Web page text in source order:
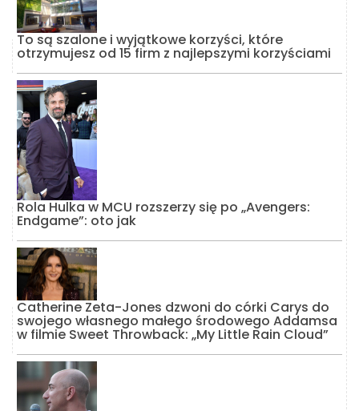
To są szalone i wyjątkowe korzyści, które
otrzymujesz od 15 firm z najlepszymi korzyściami
Rola Hulka w MCU rozszerzy się po „Avengers:
Endgame”: oto jak
Catherine Zeta-Jones dzwoni do córki Carys do
swojego własnego małego środowego Addamsa
w filmie Sweet Throwback: „My Little Rain Cloud”